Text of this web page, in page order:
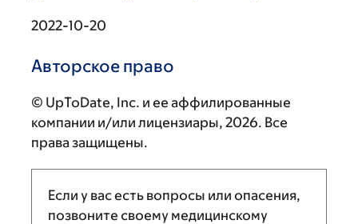
2022-10-20
Авторское право
© UpToDate, Inc. и ее аффилированные
компании и/или лицензиары, 2026. Все
права защищены.
Если у вас есть вопросы или опасения,
позвоните своему медицинскому